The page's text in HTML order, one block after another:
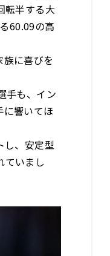
転半する大
60.09の高
族に喜びを
手も、イン
に響いてほ
し、安定型
ていまし